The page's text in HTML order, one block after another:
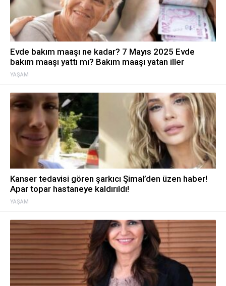
YAŞAM
Evde bakım maaşı ne kadar? 7 Mayıs 2025 Evde
bakım maaşı yattı mı? Bakım maaşı yatan iller
YAŞAM
Kanser tedavisi gören şarkıcı Şimal’den üzen haber!
Apar topar hastaneye kaldırıldı!